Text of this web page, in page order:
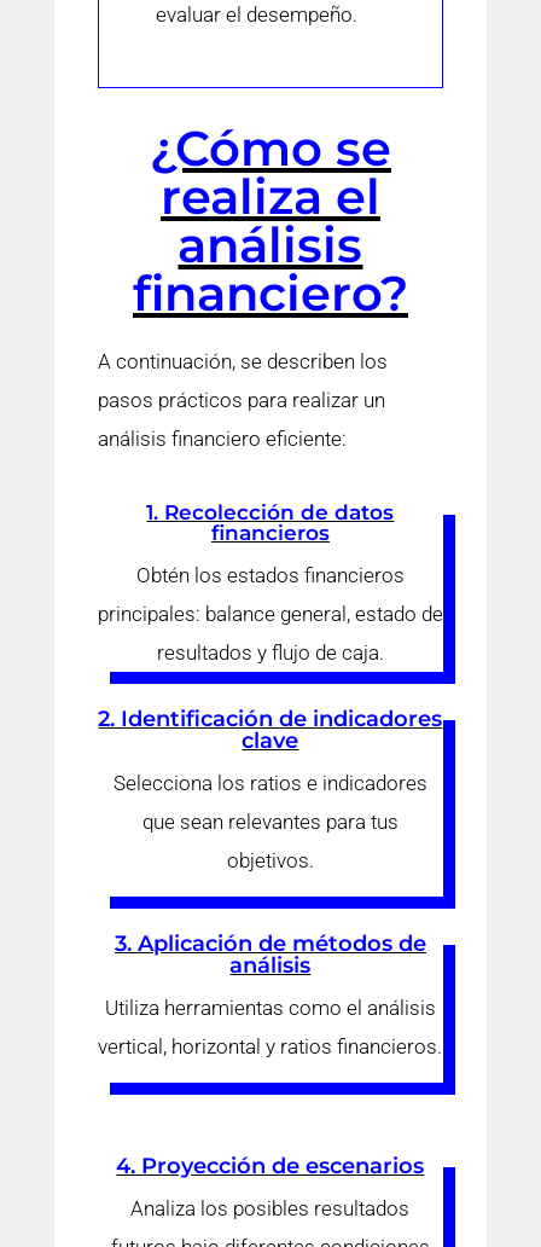
evaluar el desempeño.
¿Cómo se
realiza el
análisis
financiero?
A continuación, se describen los
pasos prácticos para realizar un
análisis financiero eficiente:
1. Recolección de datos
financieros
Obtén los estados financieros
principales: balance general, estado de
resultados y flujo de caja.
2. Identificación de indicadores
clave
Selecciona los ratios e indicadores
que sean relevantes para tus
objetivos.
3. Aplicación de métodos de
análisis
Utiliza herramientas como el análisis
vertical, horizontal y ratios financieros.
4. Proyección de escenarios
Analiza los posibles resultados